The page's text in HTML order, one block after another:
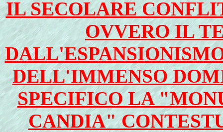
IL SECOLARE
OVVERO IL
DELL'IMMENSO
SPECIFICO LA
CANDIA"